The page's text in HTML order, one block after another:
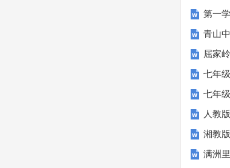
第一
青山
屈家
七年
七年
人教
湘教
满洲